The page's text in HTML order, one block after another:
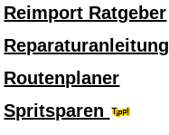
Reimport Ratgeber
Reparaturanleitung
Routenplaner
Spritsparen